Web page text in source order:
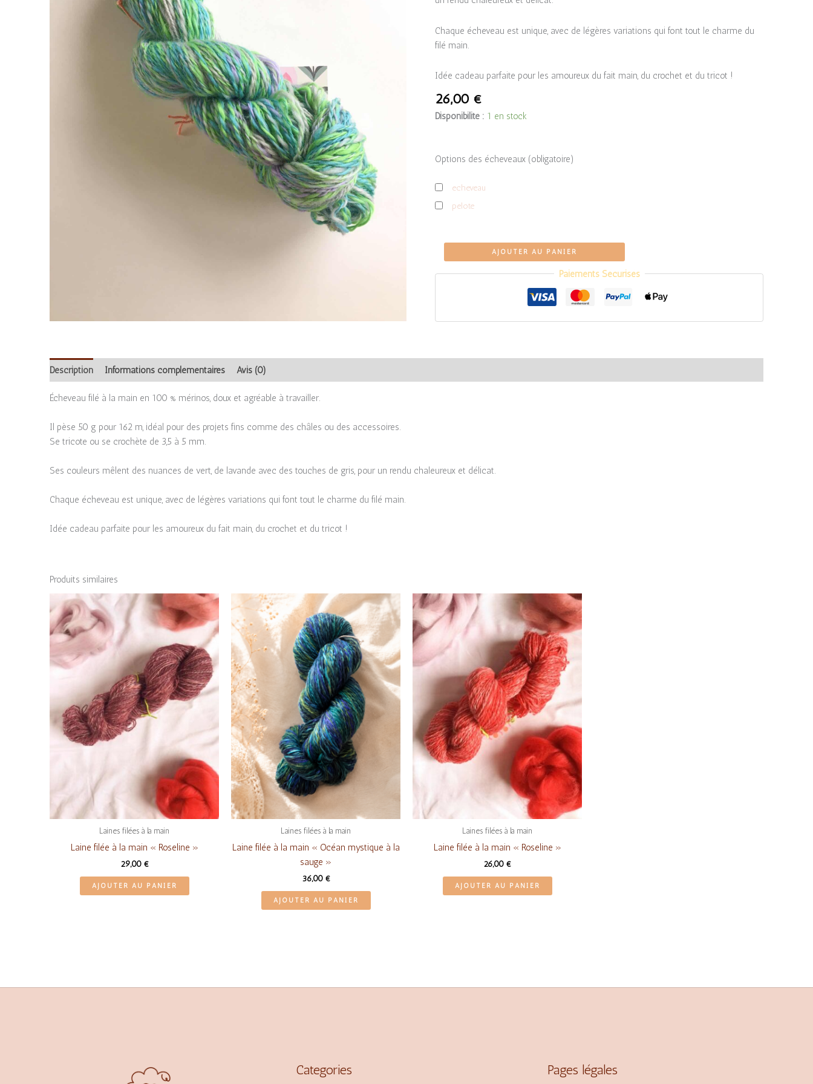
Chaque écheveau est unique, avec de légères variations qui font tout le charme du
filé main.
Idée cadeau parfaite pour les amoureux du fait main, du crochet et du tricot !
26,00€
Disponibilité : 1 en stock
Options des écheveaux (obligatoire)
echeveau
pelote
Laine
main
boréale
AJOUTER AU PANIER
Paiements Sécurisés
Description Informations complémentaires Avis (0)
Écheveau filé à la main en 100 % mérinos, doux et agréable à travailler.
Il pèse 50 g pour 162 m, idéal pour des projets fins comme des châles ou des accessoires.
Se tricote ou se crochète de 3,5 à 5 mm.
Ses couleurs mêlent des nuances de vert, de lavande avec des touches de gris, pour un rendu chaleureux et délicat.
Chaque écheveau est unique, avec de légères variations qui font tout le charme du filé main.
Idée cadeau parfaite pour les amoureux du fait main, du crochet et du tricot !
Produits similaires
Laines filées à la main
Laine filée à la main « Roseline »
29,00 €
AJOUTER AU PANIER
Laines filées à la main
Laine filée à la main « Océan mystique à la
sauge »
36,00 €
AJOUTER AU PANIER
Laines filées à la main
Laine filée à la main « Roseline »
26,00 €
AJOUTER AU PANIER
Categories Pages légales